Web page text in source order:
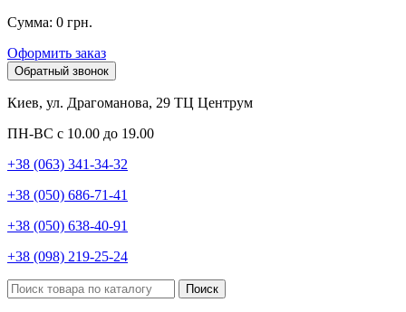
Сумма: 0 грн.
Оформить заказ
Обратный звонок
Киев, ул. Драгоманова, 29 ТЦ Центрум
ПН-ВС с 10.00 до 19.00
+38 (063) 341-34-32
+38 (050) 686-71-41
+38 (050) 638-40-91
+38 (098) 219-25-24
Поиск